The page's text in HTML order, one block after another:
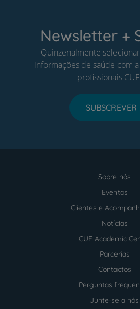
Newsletter +
Quinzenalmente
informações de saúde com
profissionais
SUBSCREVER
Sobre nós
Eventos
Clientes e
Notícias
CUF Academic
Parcerias
Contactos
Perguntas
Junte-se a nós